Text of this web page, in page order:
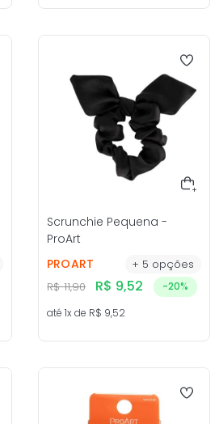
Scrunchie Pequena -
ProArt
PROART
+ 5 opções
R$ 11,90 R$ 9,52 -20%
até1x de R$ 9,52